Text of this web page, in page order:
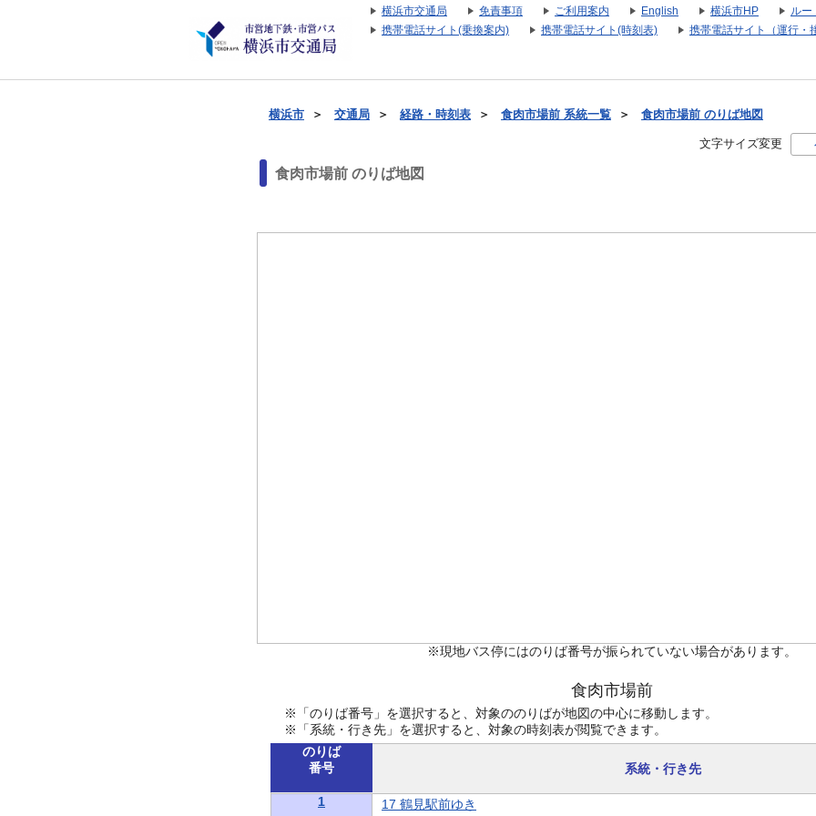
横浜市交通局 免責事項 ご利用案内 English 横浜市HP
ルー
携帯電話サイト(乗換案内)
携帯電話サイト(時刻表) 携帯電話サイト（運行・
横浜市 ＞ 交通局 ＞ 経路・時刻表 ＞ 食肉市場前 系統一覧 ＞ 食肉市場前 のりば地図
文字サイズ変更
食肉市場前 のりば地図
※現地バス停にはのりば番号が振られていない場合があります。
食肉市場前
※「のりば番号」を選択すると、対象ののりばが地図の中心に移動します。
※「系統・行き先」を選択すると、対象の時刻表が閲覧できます。
のりば
番号
系統・行き先
1 17 鶴見駅前ゆき